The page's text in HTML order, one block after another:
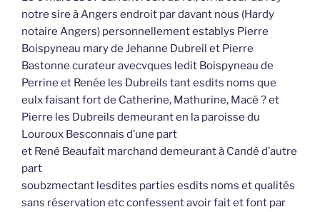
notre sire à Angers endroit par davant nous (Hardy
notaire Angers) personnellement establys Pierre
Boispyneau mary de Jehanne Dubreil et Pierre
Bastonne curateur avecvques ledit Boispyneau de
Perrine et Renée les Dubreils tant esdits noms que
eulx faisant fort de Catherine, Mathurine, Macé ? et
Pierre les Dubreils demeurant en la paroisse du
Louroux Besconnais d’une part
et René Beaufait marchand demeurant à Candé d’autre
part
soubzmectant lesdites parties esdits noms et qualités
sans réservation etc confessent avoir fait et font par